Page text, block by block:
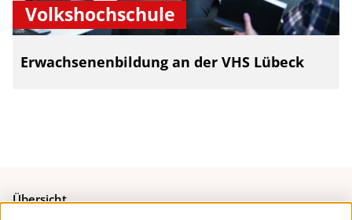
Volkshochschule
Erwachsenenbildung an der VHS Lübeck
Übersicht